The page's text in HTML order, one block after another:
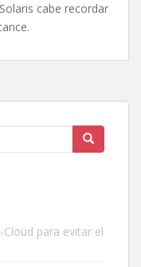
cabe recordar
para evitar el